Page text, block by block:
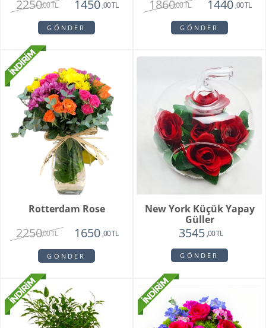
2250,00 TL 1450 ,00 TL
GÖNDER
1860,00 TL 1440 ,00 TL
GÖNDER
Rotterdam Rose
2250,00 TL 1650 ,00 TL
GÖNDER
New York Küçük Yapay
Güller
3545 ,00 TL
GÖNDER